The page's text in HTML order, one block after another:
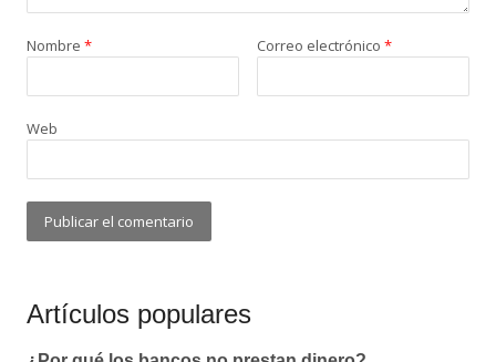
Nombre * Correo electrónico *
Web
Artículos populares